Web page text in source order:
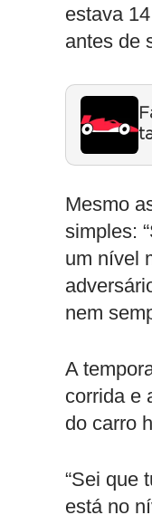
estava
antes de
Mesmo
simples:
um nível
nem
A
corrida e
do carro
“Sei que
está no